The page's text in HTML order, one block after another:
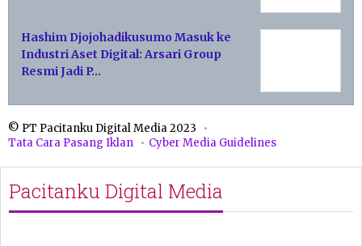
Hashim Djojohadikusumo Masuk ke
Industri Aset Digital: Arsari Group
Resmi Jadi P…
© PT Pacitanku Digital Media 2023
Tata Cara Pasang Iklan
Cyber Media Guidelines
Pacitanku Digital Media